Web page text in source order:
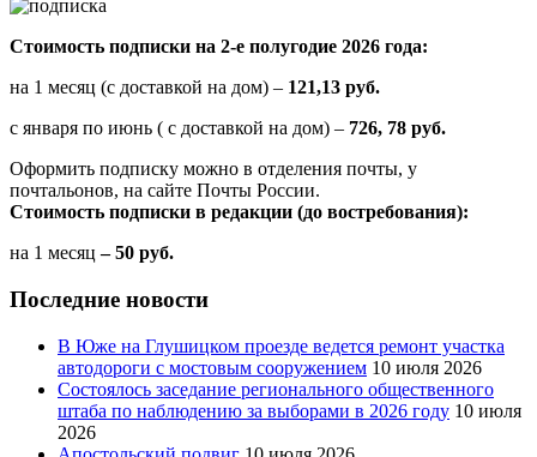
Стоимость подписки на 2-е полугодие 2026 года:
на 1 месяц (с доставкой на дом) – 121,13 руб.
с января по июнь ( с доставкой на дом) – 726, 78 руб.
Оформить подписку можно в отделения почты, у
почтальонов, на сайте Почты России.
Стоимость подписки в редакции (до востребования):
на 1 месяц – 50 руб.
Последние новости
В Юже на Глушицком проезде ведется ремонт участка
автодороги с мостовым сооружением 10 июля 2026
Состоялось заседание регионального общественного
штаба по наблюдению за выборами в 2026 году 10 июля
2026